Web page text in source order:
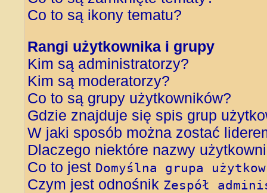
Co to są ikony tematu?
Rangi użytkownika i grupy
Kim są administratorzy?
Kim są moderatorzy?
Co to są grupy użytkowników?
Gdzie znajduje się spis grup
W jaki sposób można zostać
Dlaczego niektóre nazwy
Co to jest Domyślna grupa
Czym jest odnośnik Zespół